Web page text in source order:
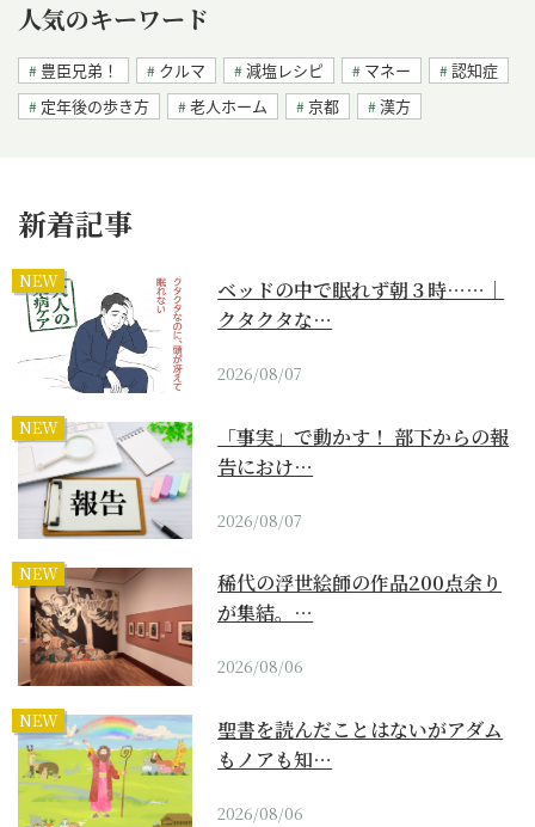
人気のキーワード
豊臣兄弟！ クルマ 減塩レシピ マネー
認知症
定年後の歩き方
老人ホーム 京都 漢方
新着記事
NEW
ベッドの中で眠れず朝３時……｜
クタクタな…
2026/08/07
NEW
「事実」で動かす！ 部下からの報
告におけ…
2026/08/07
NEW
稀代の浮世絵師の作品200点余り
が集結。…
2026/08/06
NEW
聖書を読んだことはないがアダム
もノアも知…
2026/08/06